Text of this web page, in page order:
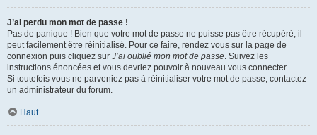
J’ai perdu mon mot de passe !
Pas de panique ! Bien que votre mot de passe ne puisse pas être récupéré, il
peut facilement être réinitialisé. Pour ce faire, rendez vous sur la page de
connexion puis cliquez sur J’ai oublié mon mot de passe. Suivez les
instructions énoncées et vous devriez pouvoir à nouveau vous connecter.
Si toutefois vous ne parveniez pas à réinitialiser votre mot de passe, contactez
un administrateur du forum.
Haut